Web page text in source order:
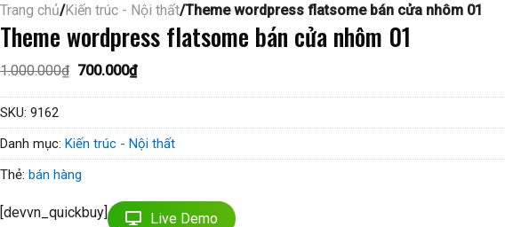
Trang chủ/Kiến trúc - Nội thất/Theme wordpress flatsome bán cửa nhôm 01
Theme wordpress flatsome bán cửa nhôm 01
1.000.000₫ Giá
là:
700.000₫Giá
tại
700.000₫.
SKU: 9162
Danh mục: Kiến trúc - Nội thất
Thẻ: bán hàng
[devvn_quickbuy] Live Demo